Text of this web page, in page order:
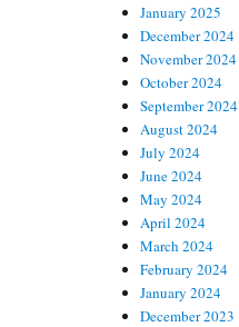
January 2025
December 2024
November 2024
October 2024
September 2024
August 2024
July 2024
June 2024
May 2024
April 2024
March 2024
February 2024
January 2024
December 2023